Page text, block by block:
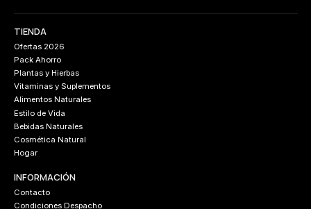
TIENDA
Ofertas 2026
Pack Ahorro
Plantas y Hierbas
Vitaminas y Suplementos
Alimentos Naturales
Estilo de Vida
Bebidas Naturales
Cosmética Natural
Hogar
INFORMACIÓN
Contacto
Condiciones Despacho